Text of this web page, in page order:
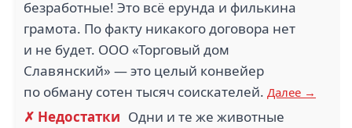
безработные! Это всё ерунда и филькина
грамота. По факту никакого договора нет
и не будет. ООО «Торговый дом
Славянский» — это целый конвейер
по обману сотен тысяч соискателей. Далее →
✗ Недостатки Одни и те же животные